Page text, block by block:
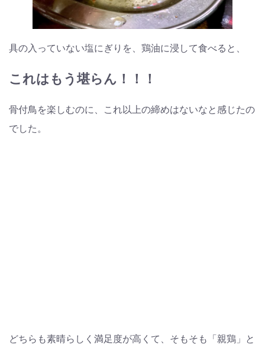
具の入っていない塩にぎりを、鶏油に浸して食べると、
これはもう堪らん！！！
骨付鳥を楽しむのに、これ以上の締めはないなと感じたの
でした。
どちらも素晴らしく満足度が高くて、そもそも「親鶏」と